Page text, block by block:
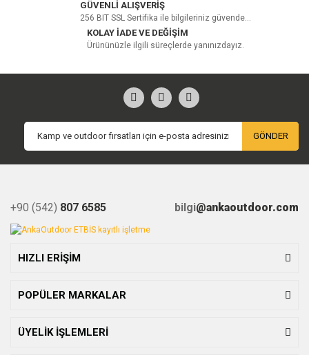
GÜVENLİ ALIŞVERİŞ
256 BIT SSL Sertifika ile bilgileriniz güvende...
KOLAY İADE VE DEĞİŞİM
Ürününüzle ilgili süreçlerde yanınızdayız.
GÖNDER
+90 (542) 807 6585 bilgi@ankaoutdoor.com
HIZLI ERİŞİM
POPÜLER MARKALAR
ÜYELİK İŞLEMLERİ